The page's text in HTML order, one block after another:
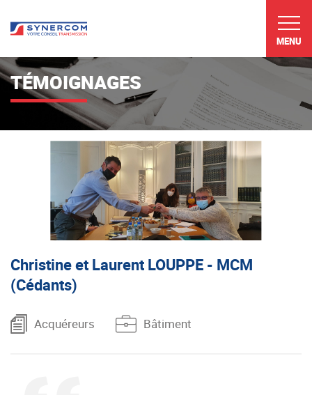
MENU
TÉMOIGNAGES
Christine et Laurent LOUPPE - MCM
(Cédants)
Acquéreurs Bâtiment